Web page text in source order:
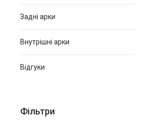
Задні арки
Внутрішні арки
Відгуки
Фільтри